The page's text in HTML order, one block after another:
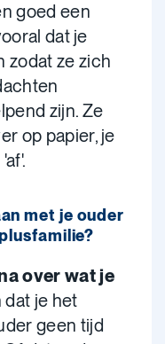
goed een
dat je
zodat ze zich
zijn. Ze
op papier, je
met je ouder
over wat je
dat je het
geen tijd